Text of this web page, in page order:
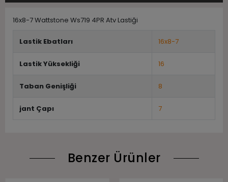
16x8-7 Wattstone Ws719 4PR Atv Lastiği
Lastik Ebatları 16x8-7
Lastik Yüksekliği 16
Taban Genişliği 8
jant Çapı 7
Benzer Ürünler